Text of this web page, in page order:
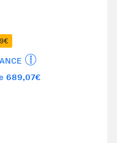
689,07€